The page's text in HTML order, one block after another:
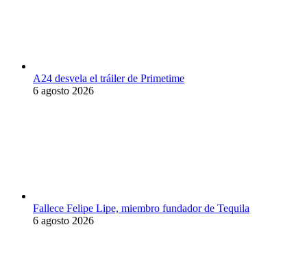
A24 desvela el tráiler de Primetime
6 agosto 2026
Fallece Felipe Lipe, miembro fundador de Tequila
6 agosto 2026